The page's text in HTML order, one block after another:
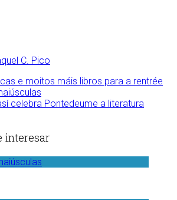
C. Pico
e moitos máis libros para a rentrée
celebra Pontedeume a literatura
interesar